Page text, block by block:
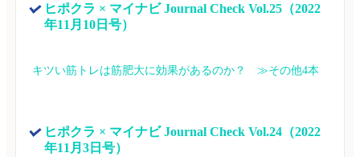
ヒポクラ × マイナビ Journal Check Vol.25（2022
年11月10日号）
キツい筋トレは筋肥大に効果があるのか？　≫その他4本
ヒポクラ × マイナビ Journal Check Vol.24（2022
年11月3日号）